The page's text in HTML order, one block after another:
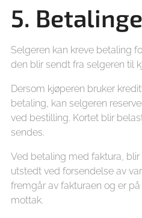
5.
Selgeren kan kreve betaling
den blir sendt fra selgeren til
Dersom kjøperen bruker
betaling, kan selgeren
ved bestilling. Kortet blir
sendes.
Ved betaling med faktura,
utstedt ved forsendelse av
fremgår av fakturaen og er
mottak.